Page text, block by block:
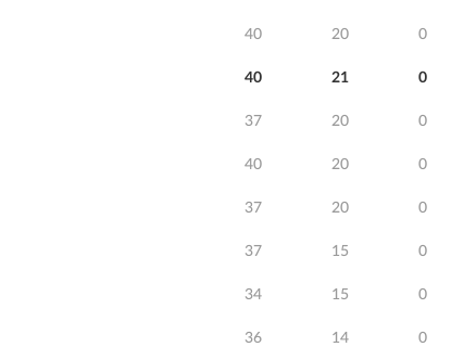
40 20 0
40 21 0
37 20 0
40 20 0
37 20 0
37 15 0
34 15 0
36 14 0